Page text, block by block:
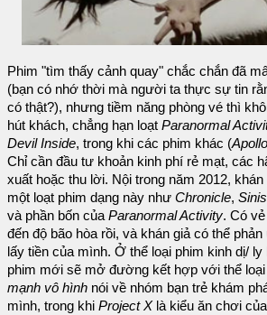
Phim "tìm thấy cảnh quay" chắc chắn đã
(bạn có nhớ thời mà người ta thực sự tin
có thật?), nhưng tiềm năng phòng vé thì
hút khách, chẳng hạn loạt Paranormal
Devil Inside, trong khi các phim khác (
Chỉ cần đầu tư khoản kinh phí rẻ mạt, các
xuất hoặc thu lời. Nội trong năm 2012,
một loạt phim dạng này như Chronicle,
và phần bốn củaParanormal Activity. Có
đến độ bão hòa rồi, và khán giả có thể
lấy tiền của mình. Ở thể loại phim kinh dị/
phim mới sẽ mở đường kết hợp với thể loại
mạnh vô hình nói về nhóm bạn trẻ khám
mình, trong khi Project Xlà kiểu ăn chơi